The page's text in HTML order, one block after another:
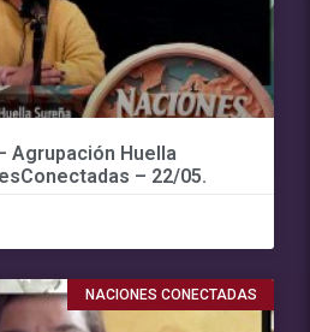
Agrupación Huella
– 22/05.
NACIONES CONECTADAS